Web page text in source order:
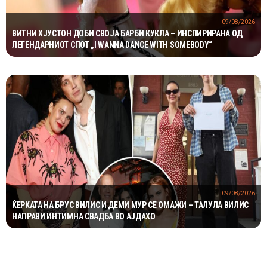
ВИТНИ ХЈУСТОН ДОБИ СВОЈА БАРБИ КУКЛА – ИНСПИРИРАНА ОД
ЛЕГЕНДАРНИОТ СПОТ „I WANNA DANCE WITH SOMEBODY“
09/08/2026
ЌЕРКАТА НА БРУС ВИЛИС И ДЕМИ МУР СЕ ОМАЖИ – ТАЛУЛА ВИЛИС
НАПРАВИ ИНТИМНА СВАДБА ВО АЈДАХО
09/08/2026